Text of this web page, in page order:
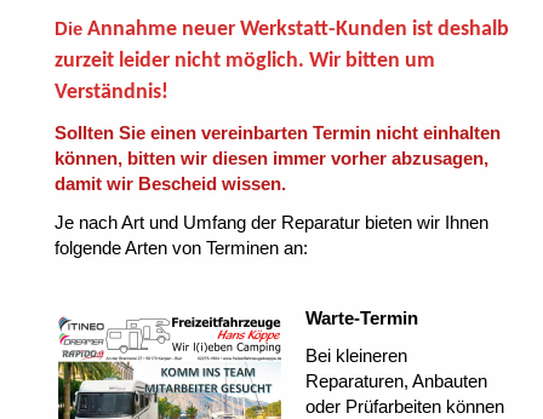
Die Annahme neuer Werkstatt-Kunden ist deshalb
zurzeit leider nicht möglich. Wir bitten um
Verständnis!
Sollten Sie einen vereinbarten Termin nicht einhalten
können, bitten wir diesen immer vorher abzusagen,
damit wir Bescheid wissen.
Je nach Art und Umfang der Reparatur bieten wir Ihnen
folgende Arten von Terminen an:
Warte-Termin
Bei kleineren
Reparaturen, Anbauten
oder Prüfarbeiten können